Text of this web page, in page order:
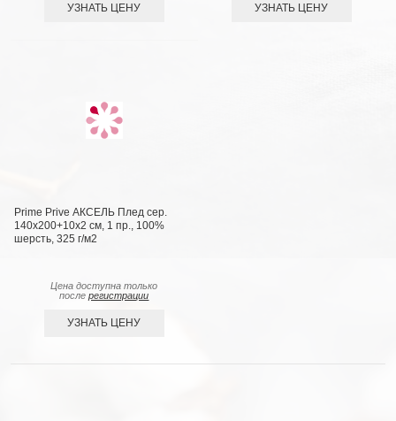
УЗНАТЬ ЦЕНУ УЗНАТЬ ЦЕНУ
Prime Prive АКСЕЛЬ Плед сер.
140х200+10х2 см, 1 пр., 100%
шерсть, 325 г/м2
Цена доступна только
послерегистрации
УЗНАТЬ ЦЕНУ